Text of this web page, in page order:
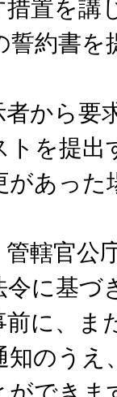
置を講
誓約書
者から
トを提
があっ
管轄官公
令に基
に、ま
知のう
ができま